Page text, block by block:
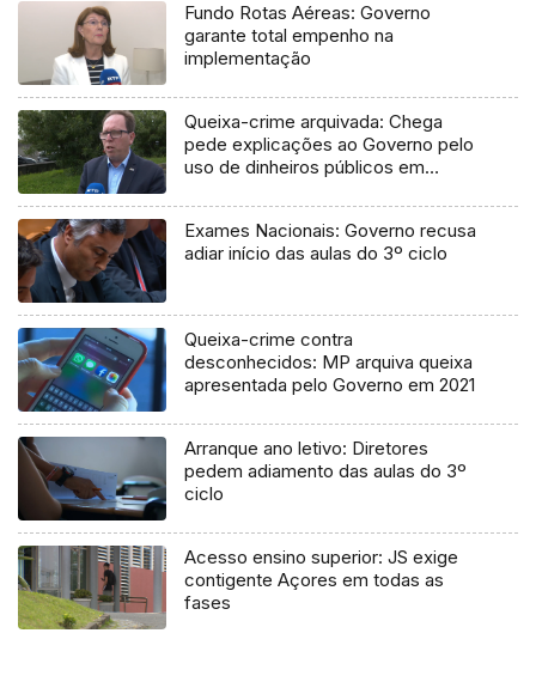
Fundo Rotas Aéreas: Governo
garante total empenho na
implementação
Queixa-crime arquivada: Chega
pede explicações ao Governo pelo
uso de dinheiros públicos em
Exames Nacionais: Governo recusa
adiar início das aulas do 3º ciclo
Queixa-crime contra
desconhecidos: MP arquiva queixa
apresentada pelo Governo em 2021
Arranque ano letivo: Diretores
pedem adiamento das aulas do 3º
ciclo
Acesso ensino superior: JS exige
contigente Açores em todas as
fases